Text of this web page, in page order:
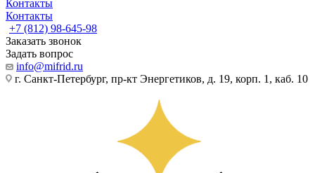
Контакты
Контакты
+7 (812) 98-645-98
Заказать звонок
Задать вопрос
info@mifrid.ru
г. Санкт-Петербург, пр-кт Энергетиков, д. 19, корп. 1, каб. 10